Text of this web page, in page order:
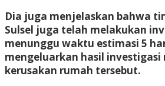
Dia juga menjelaskan bahwa
Sulsel juga telah melakukan
menunggu waktu estimasi 5
mengeluarkan hasil
kerusakan rumah tersebut.